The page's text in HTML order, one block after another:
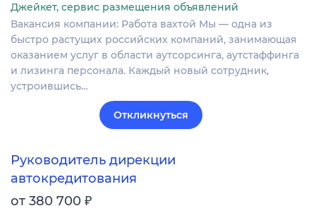
Джейкет, сервис размещения объявлений
Вакансия компании: Работа вахтой Мы — одна из
быстро растущих российских компаний, занимающая
оказанием услуг в области аутсорсинга, аутстаффинга
и лизинга персонала. Каждый новый сотрудник,
устроившись…
Откликнуться
Руководитель дирекции
автокредитования
от 380 700 ₽